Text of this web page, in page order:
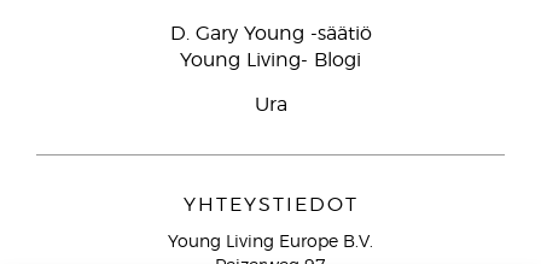
D. Gary Young -säätiö
Young Living- Blogi
Ura
YHTEYSTIEDOT
Young Living Europe B.V.